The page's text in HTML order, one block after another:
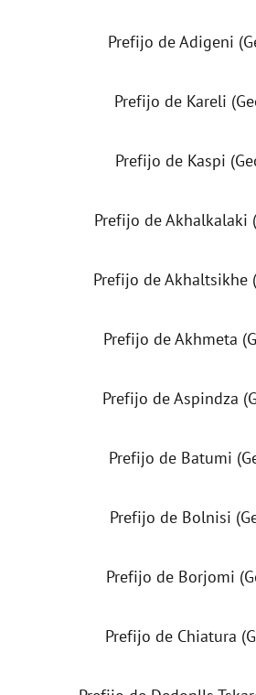
Prefijo de Adigeni
Prefijo de Kareli
Prefijo de Kaspi
Prefijo de Akhalkalaki
Prefijo de Akhaltsikhe
Prefijo de Akhmeta
Prefijo de Aspindza
Prefijo de Batumi
Prefijo de Bolnisi
Prefijo de Borjomi
Prefijo de Chiatura